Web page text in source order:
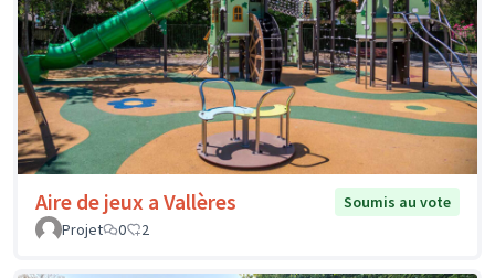
Aire de jeux a Vallères
Soumis au vote
Projet
0 2